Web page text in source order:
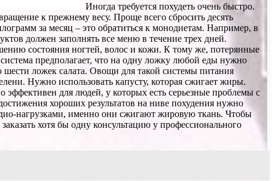
Иногда требуется похудеть очень быстро.
к прежнему весу. Проще всего сбросить десять
за месяц – это обратиться к монодиетам. Например, в
должен заполнять все меню в течение трех дней.
состояния ногтей, волос и кожи. К тому же, потерянные
предполагает, что на одну ложку любой еды нужно
ложек салата. Овощи для такой системы питания
Нужно использовать капусту, которая сжигает жиры.
для людей, у которых есть серьезные проблемы с
хороших результатов на ниве похудения нужно
нагрузками, именно они сжигают жировую ткань. Чтобы
хотя бы одну консультацию у профессионального